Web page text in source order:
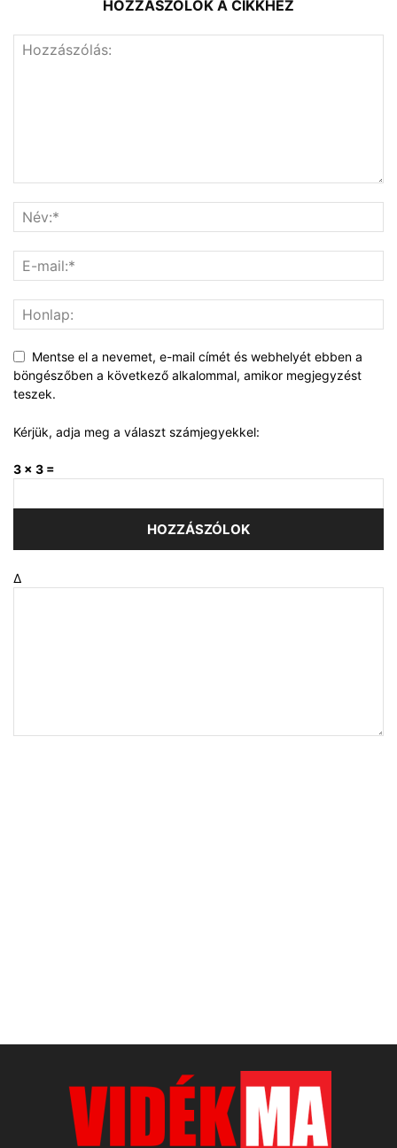
HOZZÁSZÓLOK A CIKKHEZ
Mentse el a nevemet, e-mail címét és webhelyét ebben a
böngészőben a következő alkalommal, amikor megjegyzést
teszek.
Kérjük, adja meg a választ számjegyekkel:
3 × 3 =
Δ